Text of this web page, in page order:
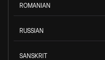
ROMANIAN
RUSSIAN
SANSKRIT